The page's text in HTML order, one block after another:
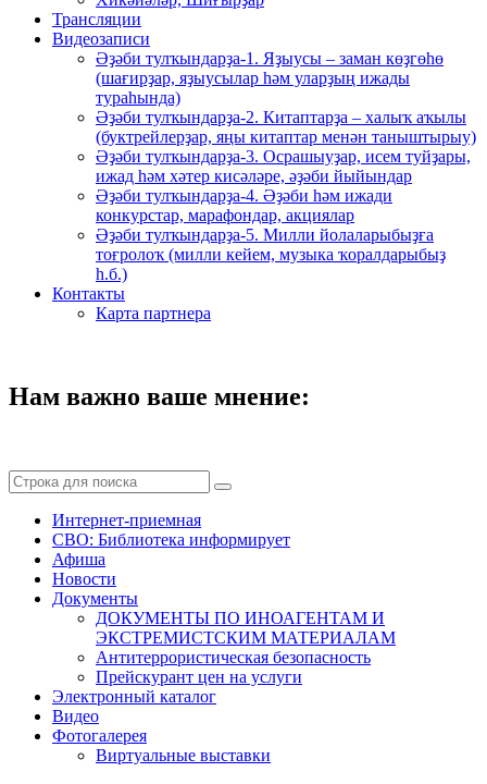
Трансляции
Видеозаписи
Әҙәби тулҡындарҙа-1. Яҙыусы – заман көҙгөһө
(шағирҙар, яҙыусылар һәм уларҙың ижады
тураһында)
Әҙәби тулҡындарҙа-2. Китаптарҙа – халыҡ аҡылы
(буктрейлерҙар, яңы китаптар менән таныштырыу)
Әҙәби тулҡындарҙа-3. Осрашыуҙар, исем туйҙары,
ижад һәм хәтер кисәләре, әҙәби йыйындар
Әҙәби тулҡындарҙа-4. Әҙәби һәм ижади
конкурстар, марафондар, акциялар
Әҙәби тулҡындарҙа-5. Милли йолаларыбыҙға
тоғролоҡ (милли кейем, музыка ҡоралдарыбыҙ
һ.б.)
Контакты
Карта партнера
Нам важно ваше мнение:
Интернет-приемная
СВО: Библиотека информирует
Афиша
Новости
Документы
ДОКУМЕНТЫ ПО ИНОАГЕНТАМ И
ЭКСТРЕМИСТСКИМ МАТЕРИАЛАМ
Антитеррористическая безопасность
Прейскурант цен на услуги
Электронный каталог
Видео
Фотогалерея
Виртуальные выставки